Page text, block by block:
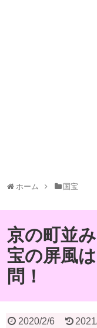
ホーム 国宝
京の町並
宝の屏風
問！
2020/2/6